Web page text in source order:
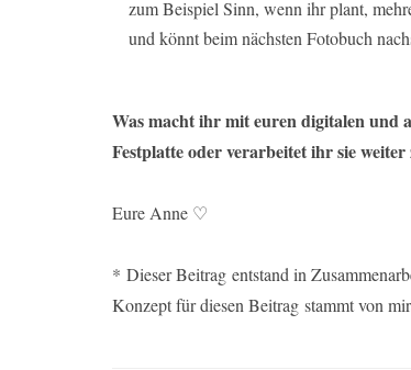
zum Beispiel Sinn, wenn ihr plant,
und könnt beim nächsten Fotobuch
Was macht ihr mit euren digitalen und
Festplatte oder verarbeitet ihr sie
Eure Anne ♡
* Dieser Beitrag entstand in
Konzept für diesen Beitrag stammt von